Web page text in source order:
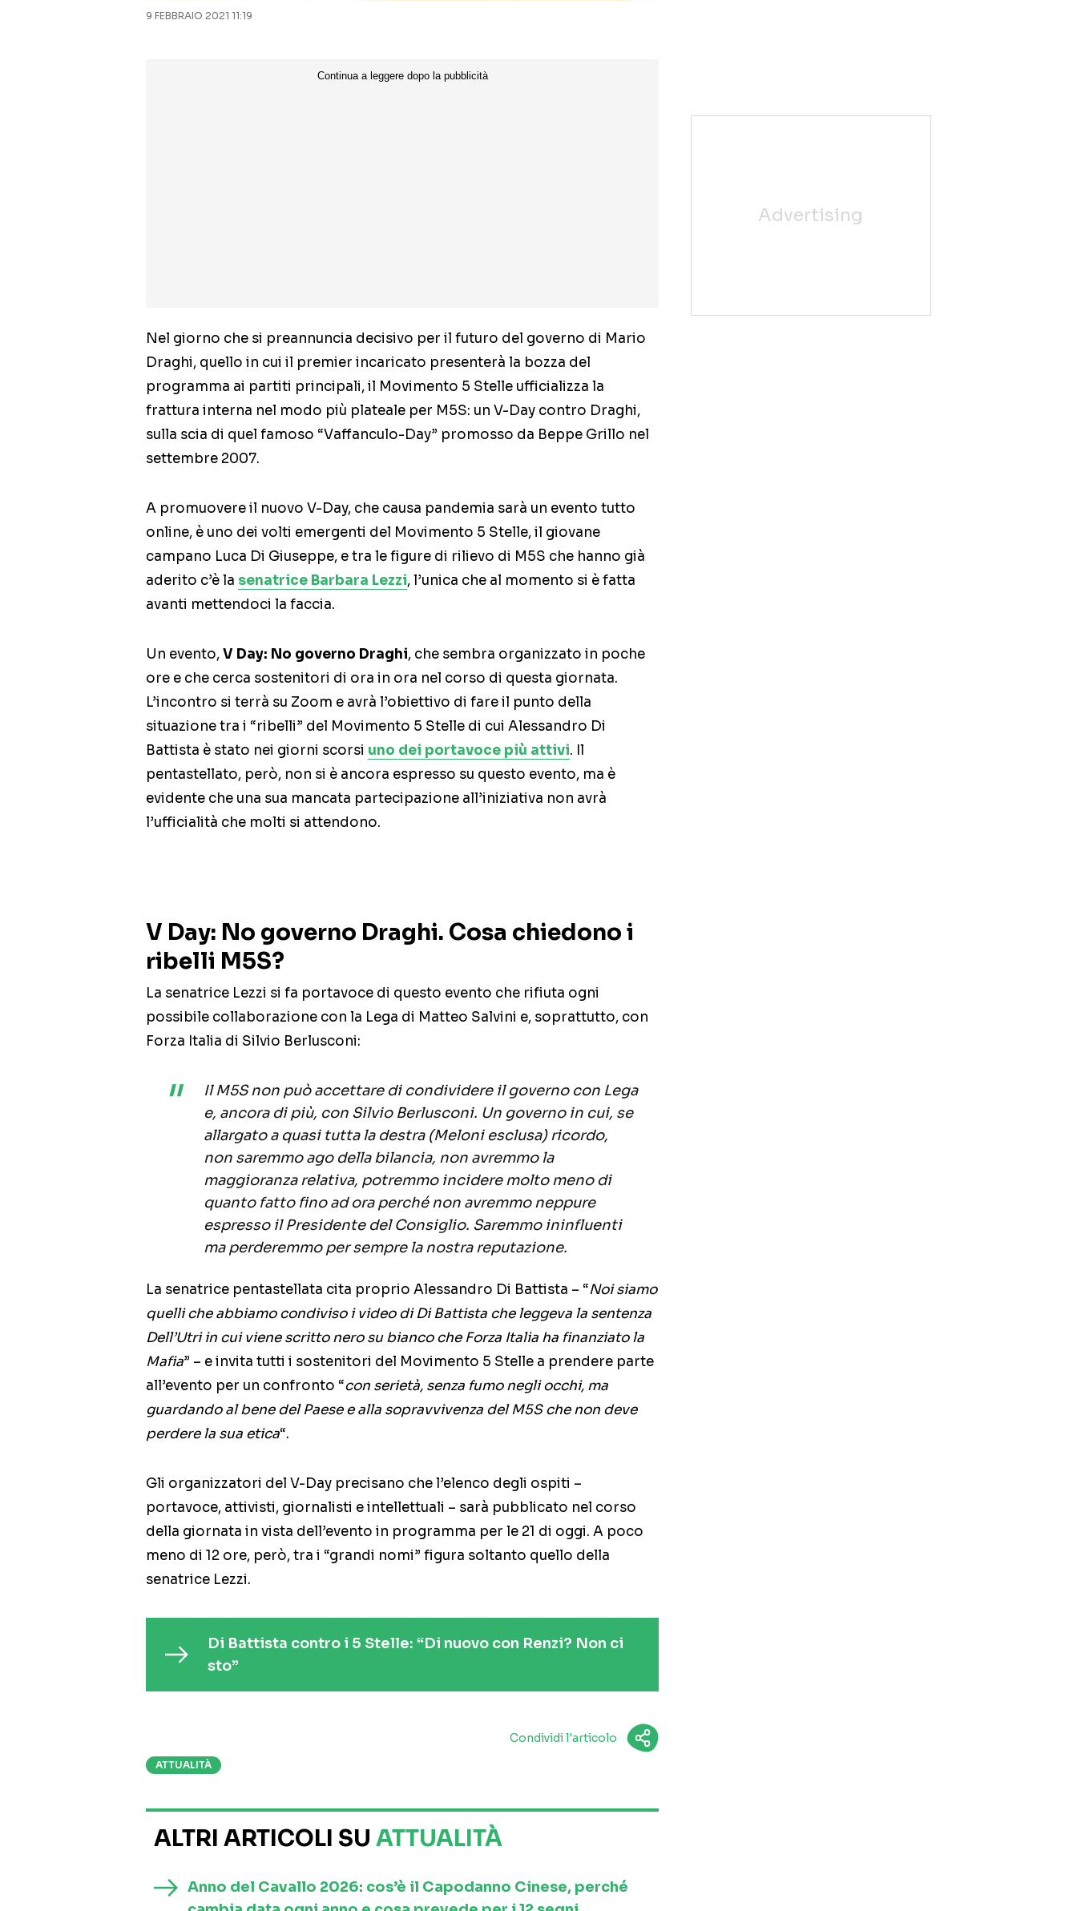
9 FEBBRAIO 2021 11:19
Nel giorno che si preannuncia decisivo per il futuro del governo di Mario
Draghi, quello in cui il premier incaricato presenterà la bozza del
programma ai partiti principali, il Movimento 5 Stelle ufficializza la
frattura interna nel modo più plateale per M5S: un V-Day contro Draghi,
sulla scia di quel famoso “Vaffanculo-Day” promosso da Beppe Grillo nel
settembre 2007.
A promuovere il nuovo V-Day, che causa pandemia sarà un evento tutto
online, è uno dei volti emergenti del Movimento 5 Stelle, il giovane
campano Luca Di Giuseppe, e tra le figure di rilievo di M5S che hanno già
aderito c’è la senatrice Barbara Lezzi, l’unica che al momento si è fatta
avanti mettendoci la faccia.
Un evento,V Day: No governo Draghi, che sembra organizzato in poche
ore e che cerca sostenitori di ora in ora nel corso di questa giornata.
L’incontro si terrà su Zoom e avrà l’obiettivo di fare il punto della
situazione tra i “ribelli” del Movimento 5 Stelle di cui Alessandro Di
Battista è stato nei giorni scorsi uno dei portavoce più attivi. Il
pentastellato, però, non si è ancora espresso su questo evento, ma è
evidente che una sua mancata partecipazione all’iniziativa non avrà
l’ufficialità che molti si attendono.
V Day: No governo Draghi. Cosa chiedono i
ribelli M5S?
La senatrice Lezzi si fa portavoce di questo evento che rifiuta ogni
possibile collaborazione con la Lega di Matteo Salvini e, soprattutto, con
Forza Italia di Silvio Berlusconi:
Il M5S non può accettare di condividere il governo con Lega
e, ancora di più, con Silvio Berlusconi. Un governo in cui, se
allargato a quasi tutta la destra (Meloni esclusa) ricordo,
non saremmo ago della bilancia, non avremmo la
maggioranza relativa, potremmo incidere molto meno di
quanto fatto fino ad ora perché non avremmo neppure
espresso il Presidente del Consiglio. Saremmo ininfluenti
ma perderemmo per sempre la nostra reputazione.
La senatrice pentastellata cita proprio Alessandro Di Battista – “Noi siamo
quelli che abbiamo condiviso i video di Di Battista che leggeva la sentenza
Dell’Utri in cui viene scritto nero su bianco che Forza Italia ha finanziato la
Mafia” – e invita tutti i sostenitori del Movimento 5 Stelle a prendere parte
all’evento per un confronto “con serietà, senza fumo negli occhi, ma
guardando al bene del Paese e alla sopravvivenza del M5S che non deve
perdere la sua etica“.
Gli organizzatori del V-Day precisano che l’elenco degli ospiti –
portavoce, attivisti, giornalisti e intellettuali – sarà pubblicato nel corso
della giornata in vista dell’evento in programma per le 21 di oggi. A poco
meno di 12 ore, però, tra i “grandi nomi” figura soltanto quello della
senatrice Lezzi.
Di Battista contro i 5 Stelle: “Di nuovo con Renzi? Non ci
sto”
Condividi l'articolo
ATTUALITÀ
ALTRI ARTICOLI SU ATTUALITÀ
Anno del Cavallo 2026: cos’è il Capodanno Cinese, perché